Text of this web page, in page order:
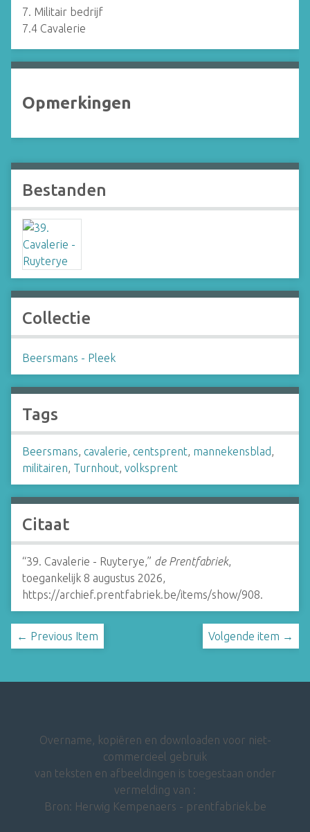
7. Militair bedrijf
7.4 Cavalerie
Opmerkingen
Bestanden
Collectie
Beersmans - Pleek
Tags
Beersmans, cavalerie, centsprent, mannekensblad,
militairen, Turnhout, volksprent
Citaat
“39. Cavalerie - Ruyterye,” de Prentfabriek,
toegankelijk 8 augustus 2026,
https://archief.prentfabriek.be/items/show/908.
← Previous Item Volgende item →
Overname, kopiëren en downloaden voor niet-
commercieel gebruik
van teksten en afbeeldingen is toegestaan onder
vermelding van :
Bron: Herwig Kempenaers - prentfabriek.be